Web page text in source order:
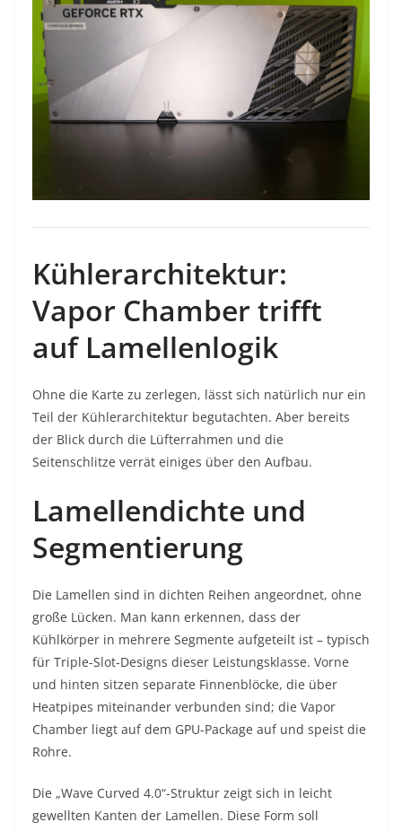
Kühlerarchitektur:
Vapor Chamber trifft
auf Lamellenlogik
Ohne die Karte zu zerlegen, lässt sich natürlich nur ein
Teil der Kühlerarchitektur begutachten. Aber bereits
der Blick durch die Lüfterrahmen und die
Seitenschlitze verrät einiges über den Aufbau.
Lamellendichte und
Segmentierung
Die Lamellen sind in dichten Reihen angeordnet, ohne
große Lücken. Man kann erkennen, dass der
Kühlkörper in mehrere Segmente aufgeteilt ist – typisch
für Triple-Slot-Designs dieser Leistungsklasse. Vorne
und hinten sitzen separate Finnenblöcke, die über
Heatpipes miteinander verbunden sind; die Vapor
Chamber liegt auf dem GPU-Package auf und speist die
Rohre.
Die „Wave Curved 4.0“-Struktur zeigt sich in leicht
gewellten Kanten der Lamellen. Diese Form soll